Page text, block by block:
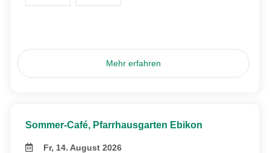
Mehr erfahren
Sommer-Café, Pfarrhausgarten Ebikon
Fr, 14. August 2026